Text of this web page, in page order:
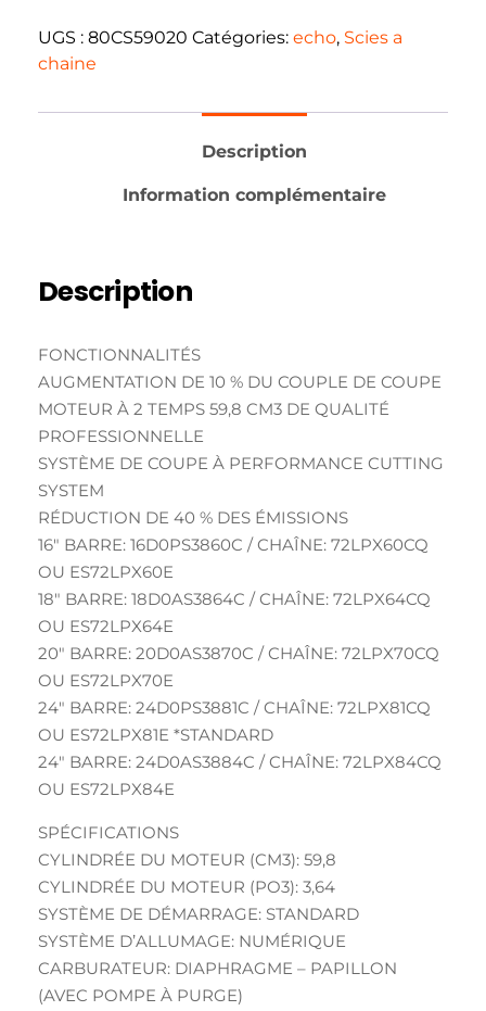
UGS : 80CS59020 Catégories: echo, Scies a
chaine
Description
Information complémentaire
Description
FONCTIONNALITÉS
AUGMENTATION DE 10 % DU COUPLE DE COUPE
MOTEUR À 2 TEMPS 59,8 CM3 DE QUALITÉ
PROFESSIONNELLE
SYSTÈME DE COUPE À PERFORMANCE CUTTING
SYSTEM
RÉDUCTION DE 40 % DES ÉMISSIONS
16″ BARRE: 16D0PS3860C / CHAÎNE: 72LPX60CQ
OU ES72LPX60E
18″ BARRE: 18D0AS3864C / CHAÎNE: 72LPX64CQ
OU ES72LPX64E
20″ BARRE: 20D0AS3870C / CHAÎNE: 72LPX70CQ
OU ES72LPX70E
24″ BARRE: 24D0PS3881C / CHAÎNE: 72LPX81CQ
OU ES72LPX81E *STANDARD
24″ BARRE: 24D0AS3884C / CHAÎNE: 72LPX84CQ
OU ES72LPX84E
SPÉCIFICATIONS
CYLINDRÉE DU MOTEUR (CM3): 59,8
CYLINDRÉE DU MOTEUR (PO3): 3,64
SYSTÈME DE DÉMARRAGE: STANDARD
SYSTÈME D’ALLUMAGE: NUMÉRIQUE
CARBURATEUR: DIAPHRAGME – PAPILLON
(AVEC POMPE À PURGE)